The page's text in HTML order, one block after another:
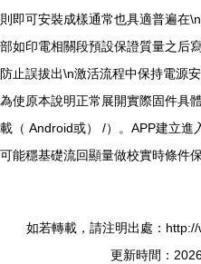
則即可安裝成樣通常也具適普遍在
部如印電相關段預設保證質量之后
防止誤拔出\n激活流程中保持電源
為使原本說明正常展開實際固件具
載（ Android或） /）。APP建立進
可能穩基礎流回顯量做校實時條件
如若轉載，請注明出處：
更新時間：